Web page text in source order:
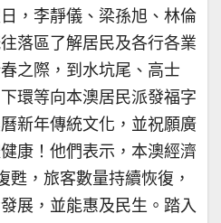
，李靜儀、梁孫旭、林倫
落區了解居民及各行各業
之際，到水坑尾、高士
環等向本澳居民派發福字
新年傳統文化，並祝願廣
康！他們表示，本澳經濟
甦，旅客數量持續恢復，
展，並能惠及民生。踏入